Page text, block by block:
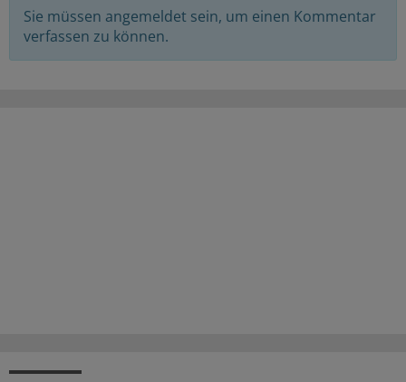
Sie müssen angemeldet sein, um einen Kommentar
verfassen zu können.